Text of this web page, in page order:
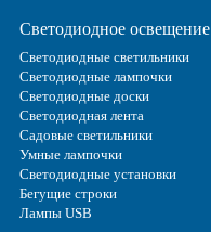
Светодиодное освещение
Светодиодные светильники
Светодиодные лампочки
Светодиодные доски
Светодиодная лента
Садовые светильники
Умные лампочки
Светодиодные установки
Бегущие строки
Лампы USB